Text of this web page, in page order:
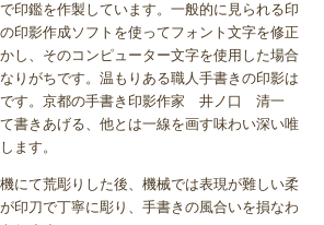
印鑑を作製しています。一般的に見られる印
印影作成ソフトを使ってフォント文字を修正
し、そのコンピューター文字を使用した場合
りがちです。温もりある職人手書きの印影は
です。京都の手書き印影作家 井ノ口 清一
書きあげる、他とは一線を画す味わい深い唯
ます。
にて荒彫りした後、機械では表現が難しい柔
印刀で丁寧に彫り、手書きの風合いを損なわ